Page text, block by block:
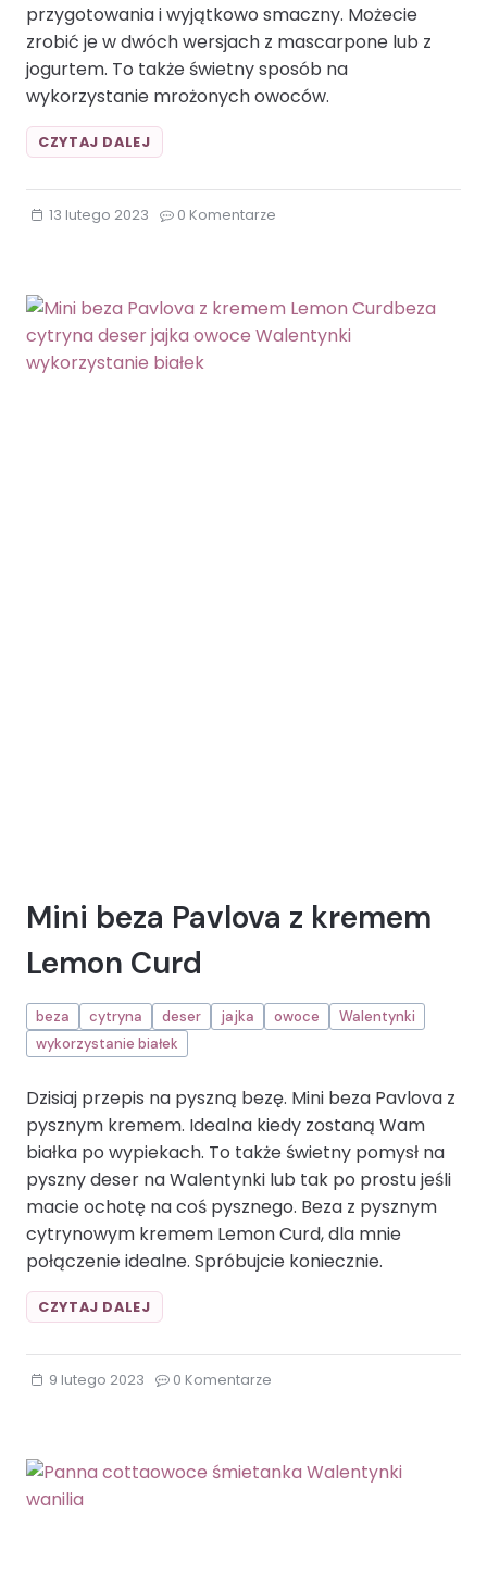
przygotowania i wyjątkowo smaczny. Możecie
zrobić je w dwóch wersjach z mascarpone lub z
jogurtem. To także świetny sposób na
wykorzystanie mrożonych owoców.
CZYTAJ DALEJDESER
ŚMIETANKOWY
MALINY
MASCARPONE
MIĘTA
13 lutego 2023 0 Komentarze
Mini beza Pavlova z kremem
Lemon Curd
beza cytryna deser jajka owoce
Walentynki
wykorzystanie białek
Dzisiaj przepis na pyszną bezę. Mini beza Pavlova z
pysznym kremem. Idealna kiedy zostaną Wam
białka po wypiekach. To także świetny pomysł na
pyszny deser na Walentynki lub tak po prostu jeśli
macie ochotę na coś pysznego. Beza z pysznym
cytrynowym kremem Lemon Curd, dla mnie
połączenie idealne. Spróbujcie koniecznie.
CZYTAJ DALEJMINI
BEZA
KREMEM
DESER
9 lutego 2023 0 Komentarze